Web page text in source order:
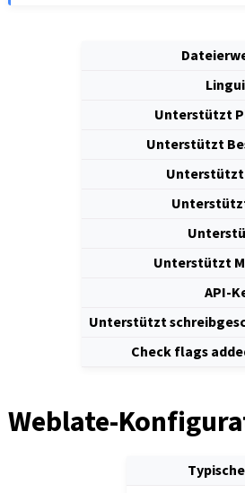
Unterstützt
Unterstützt
Unterstützt
API-
Unterstützt
Check flags
Weblate-